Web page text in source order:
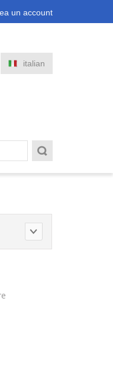
un account
italian